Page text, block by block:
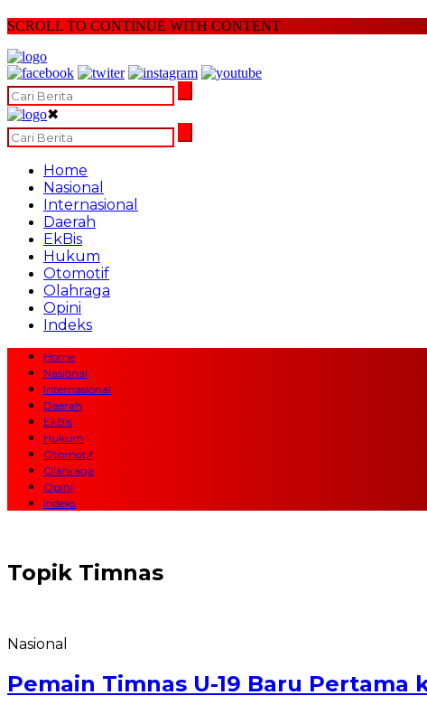
SCROLL TO CONTINUE WITH CONTENT
✖
Home
Nasional
Internasional
Daerah
EkBis
Hukum
Otomotif
Olahraga
Opini
Indeks
Home
Nasional
Internasional
Daerah
EkBis
Hukum
Otomotif
Olahraga
Opini
Indeks
Topik Timnas
Nasional
Pemain Timnas U-19 Baru Pertama